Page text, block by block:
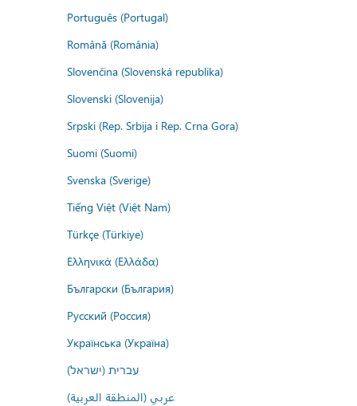
Português (Portugal)
Română (România)
Slovenčina (Slovenská republika)
Slovenski (Slovenija)
Srpski (Rep. Srbija i Rep. Crna Gora)
Suomi (Suomi)
Svenska (Sverige)
Tiếng Việt (Việt Nam)
Türkçe (Türkiye)
Ελληνικά (Ελλάδα)
Български (България)
Русский (Россия)
Українська (Україна)
עברית (ישראל)
عربي (المنطقة العربية)